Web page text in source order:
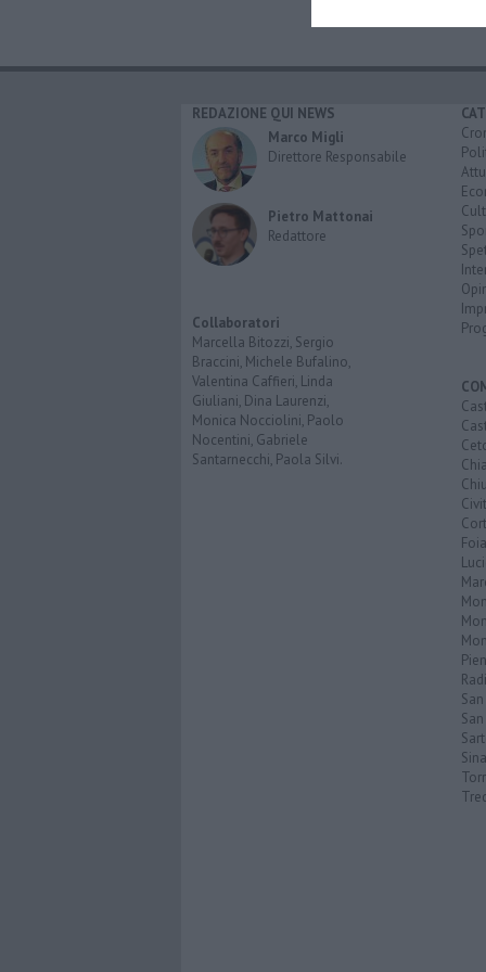
REDAZIONE QUI NEWS
Marco Migli
Direttore Responsabile
Pietro Mattonai
Redattore
Collaboratori
Marcella Bitozzi, Sergio
Braccini, Michele Bufalino,
Valentina Caffieri, Linda
Giuliani, Dina Laurenzi,
Monica Nocciolini, Paolo
Nocentini, Gabriele
Santarnecchi, Paola Silvi.